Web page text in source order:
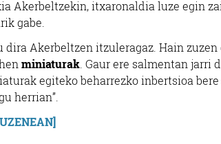
Akerbeltzekin, itxaronaldia luze egin
gabe.
Akerbeltzen itzuleragaz. Hain zuzen
miniaturak . Gaur ere salmentan jarri
egiteko beharrezko inbertsioa
herrian”.